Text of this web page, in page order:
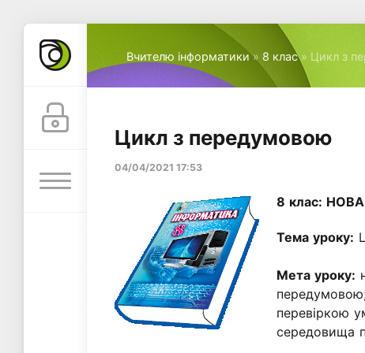
Вчителю інформатики» 8 клас» Цикл з
Цикл з передумовою
04/04/2021 17:53
8 клас:
Тема уроку:
Мета уроку:
перевіркою
середовища